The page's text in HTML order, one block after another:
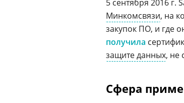
5 сентября 2016 г.
Минкомсвязи, на
закупок ПО, и где
получила
защите данных, не
Сфера